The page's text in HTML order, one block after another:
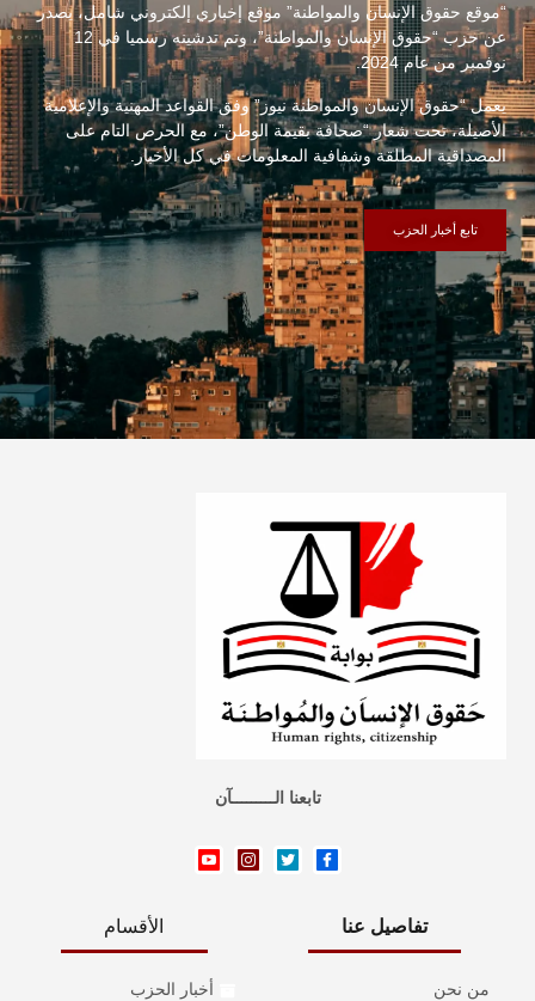
“موقع حقوق الإنسان والمواطنة” موقع إخباري إلكتروني شامل، يصدر
عن حزب “حقوق الإنسان والمواطنة”، وتم تدشينه رسميا في 12
نوفمبر من عام 2024.
يعمل “حقوق الإنسان والمواطنة نيوز” وفق القواعد المهنية والإعلامية
الأصيلة، تحت شعار “صحافة بقيمة الوطن”، مع الحرص التام على
المصداقية المطلقة وشفافية المعلومات في كل الأخبار.
تابع أخبار الحزب
تابعنا الـــــــــآن
تفاصيل عنا
من نحن
الأقسام
أخبار الحزب